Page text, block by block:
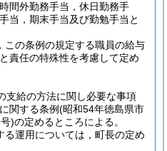
間外勤務手当，休日勤務手
当，期末手当及び勤勉手当と
この条例の規定する職員の給与
責任の特殊性を考慮して定め
支給の方法に関し必要な事項
関する条例(昭和54年徳島県市
)の定めるところによる。
る運用については，町長の定め